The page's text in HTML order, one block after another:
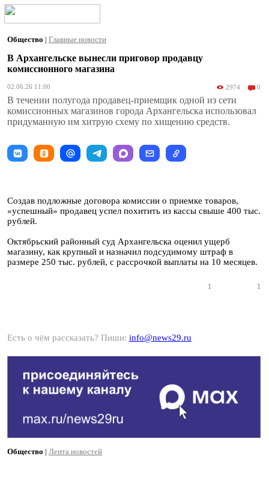
Общество | Главные новости
В Архангельске вынесли приговор продавцу
комиссионного магазина
02.06.26 11:00 2974 0
В течении полугода продавец-приемщик одной из сети
комиссионных магазинов города Архангельска использовал
придуманную им хитрую схему по хищению средств.
Создав подложные договора комиссии о приемке товаров,
«успешный» продавец успел похитить из кассы свыше 400 тыс.
рублей.
Октябрьский районный суд Архангельска оценил ущерб
магазину, как крупный и назначил подсудимому штраф в
размере 250 тыс. рублей, с рассрочкой выплаты на 10 месяцев.
1 1
Есть о чём рассказать? Пиши: info@news29.ru
Общество | Лента новостей